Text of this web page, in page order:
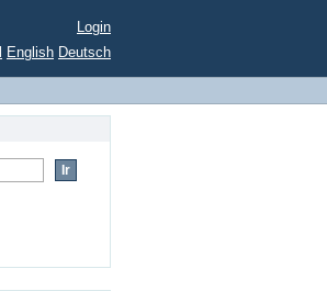
Login
English Deutsch